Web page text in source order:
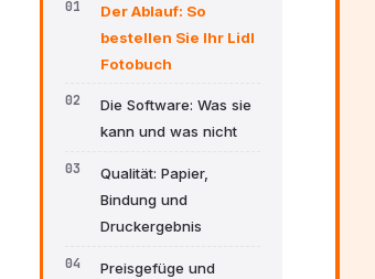
Der Ablauf: So
bestellen Sie Ihr Lidl
Fotobuch
Die Software: Was sie
kann und was nicht
Qualität: Papier,
Bindung und
Druckergebnis
Preisgefüge und